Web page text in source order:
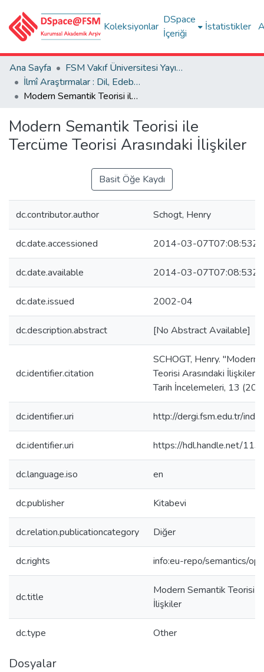
Koleksiyonlar
DSpace
İçeriği
İstatistikler
Ana Sayfa
FSM Vakıf Üniversitesi Yayınları / Publications of FSM Vakif University
İlmî Araştırmalar : Dil, Edebiyat, Tarih İncelemeleri
Modern Semantik Teorisi ile Tercüme Teorisi Arasındaki İlişkiler
Modern Semantik Teorisi ile
Tercüme Teorisi Arasındaki İlişkiler
Basit Öğe Kaydı
dc.contributor.author Schogt, Henry
dc.date.accessioned 2014-03-07T07:08:53Z
dc.date.available 2014-03-07T07:08:53Z
dc.date.issued 2002-04
dc.description.abstract [No Abstract Available]
dc.identifier.citation
SCHOGT, Henry. "Modern
Teorisi Arasındaki
Tarih İncelemeleri, 13
dc.identifier.uri http://dergi.fsm.edu.tr/
dc.identifier.uri https://hdl.handle.net/
dc.language.iso en
dc.publisher Kitabevi
dc.relation.publicationcategory Diğer
dc.rights info:eu-repo/semantics/
dc.title
Modern Semantik Teorisi
İlişkiler
dc.type Other
Dosyalar